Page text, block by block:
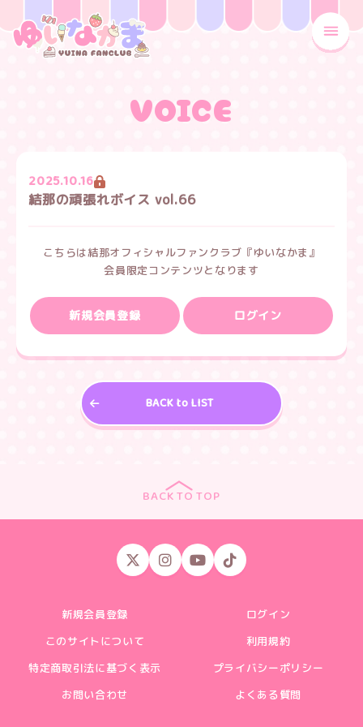
VOICE
2025.10.16
結那の頑張れボイス vol.66
こちらは結那オフィシャルファンクラブ『ゆいなかま』
会員限定コンテンツとなります
新規会員登録 ログイン
BACK to LIST
BACK TO TOP
新規会員登録
ログイン
このサイトについて
利用規約
特定商取引法に基づく表示
プライバシーポリシー
お問い合わせ
よくある質問